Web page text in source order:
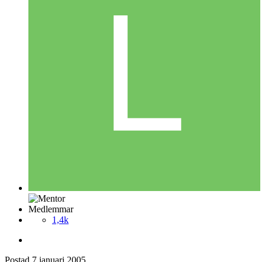
Medlemmar
1,4k
Postad 7 januari 2005